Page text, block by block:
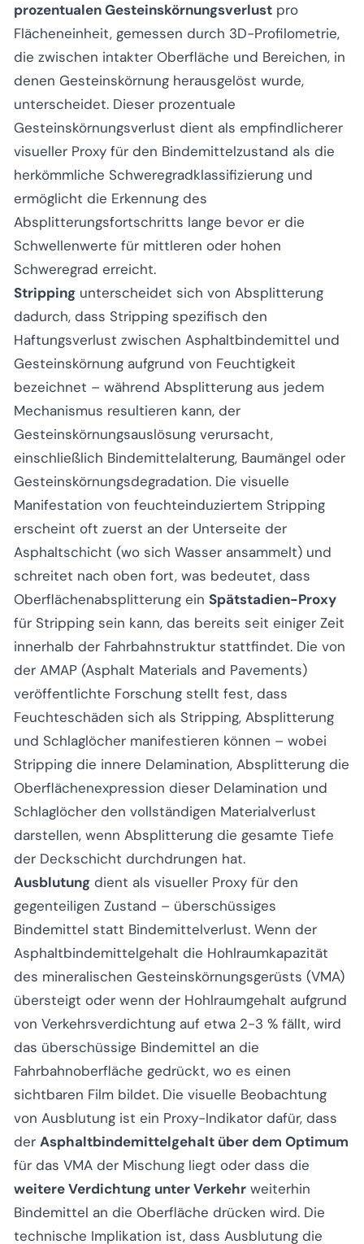
prozentualen Gesteinskörnungsverlust pro
Flächeneinheit, gemessen durch 3D-Profilometrie,
die zwischen intakter Oberfläche und Bereichen, in
denen Gesteinskörnung herausgelöst wurde,
unterscheidet. Dieser prozentuale
Gesteinskörnungsverlust dient als empfindlicherer
visueller Proxy für den Bindemittelzustand als die
herkömmliche Schweregradklassifizierung und
ermöglicht die Erkennung des
Absplitterungsfortschritts lange bevor er die
Schwellenwerte für mittleren oder hohen
Schweregrad erreicht.
Stripping unterscheidet sich von Absplitterung
dadurch, dass Stripping spezifisch den
Haftungsverlust zwischen Asphaltbindemittel und
Gesteinskörnung aufgrund von Feuchtigkeit
bezeichnet – während Absplitterung aus jedem
Mechanismus resultieren kann, der
Gesteinskörnungsauslösung verursacht,
einschließlich Bindemittelalterung, Baumängel oder
Gesteinskörnungsdegradation. Die visuelle
Manifestation von feuchteinduziertem Stripping
erscheint oft zuerst an der Unterseite der
Asphaltschicht (wo sich Wasser ansammelt) und
schreitet nach oben fort, was bedeutet, dass
Oberflächenabsplitterung ein Spätstadien-Proxy
für Stripping sein kann, das bereits seit einiger Zeit
innerhalb der Fahrbahnstruktur stattfindet. Die von
der AMAP (Asphalt Materials and Pavements)
veröffentlichte Forschung stellt fest, dass
Feuchteschäden sich als Stripping, Absplitterung
und Schlaglöcher manifestieren können – wobei
Stripping die innere Delamination, Absplitterung die
Oberflächenexpression dieser Delamination und
Schlaglöcher den vollständigen Materialverlust
darstellen, wenn Absplitterung die gesamte Tiefe
der Deckschicht durchdrungen hat.
Ausblutung dient als visueller Proxy für den
gegenteiligen Zustand – überschüssiges
Bindemittel statt Bindemittelverlust. Wenn der
Asphaltbindemittelgehalt die Hohlraumkapazität
des mineralischen Gesteinskörnungsgerüsts (VMA)
übersteigt oder wenn der Hohlraumgehalt aufgrund
von Verkehrsverdichtung auf etwa 2-3 % fällt, wird
das überschüssige Bindemittel an die
Fahrbahnoberfläche gedrückt, wo es einen
sichtbaren Film bildet. Die visuelle Beobachtung
von Ausblutung ist ein Proxy-Indikator dafür, dass
der Asphaltbindemittelgehalt über dem Optimum
für das VMA der Mischung liegt oder dass die
weitere Verdichtung unter Verkehr weiterhin
Bindemittel an die Oberfläche drücken wird. Die
technische Implikation ist, dass Ausblutung die